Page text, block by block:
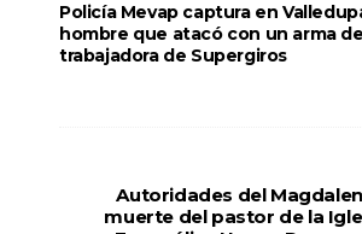
Policía Mevap captura en
hombre que atacó con un arma
trabajadora de Supergiros
Autoridades del
muerte del pastor de la